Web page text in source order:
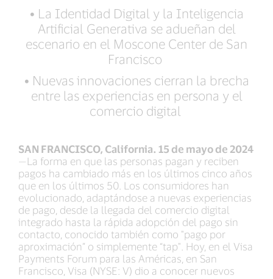
• La Identidad Digital y la Inteligencia
Artificial Generativa se adueñan del
escenario en el Moscone Center de San
Francisco
• Nuevas innovaciones cierran la brecha
entre las experiencias en persona y el
comercio digital
SAN FRANCISCO, California. 15 de mayo de 2024
—La forma en que las personas pagan y reciben
pagos ha cambiado más en los últimos cinco años
que en los últimos 50. Los consumidores han
evolucionado, adaptándose a nuevas experiencias
de pago, desde la llegada del comercio digital
integrado hasta la rápida adopción del pago sin
contacto, conocido también como "pago por
aproximación” o simplemente “tap". Hoy, en el Visa
Payments Forum para las Américas, en San
Francisco, Visa (NYSE: V) dio a conocer nuevos